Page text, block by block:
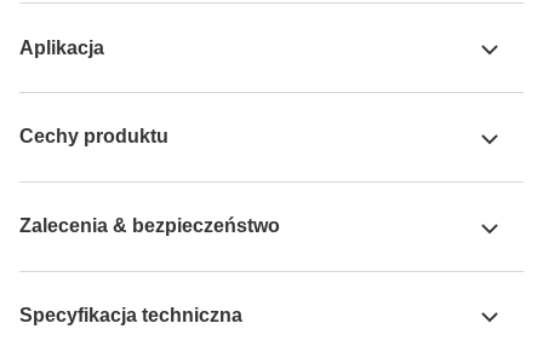
Aplikacja
Cechy produktu
Zalecenia & bezpieczeństwo
Specyfikacja techniczna